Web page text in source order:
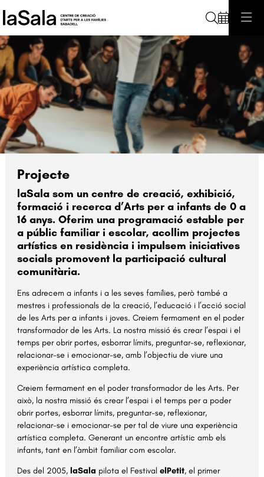
Projecte
laSala som un centre de creació, exhibició,
formació i recerca d’Arts per a infants de 0 a
16 anys. Oferim una programació estable per
a públic familiar i escolar, acollim projectes
artístics en residència i impulsem iniciatives
socials promovent la participació cultural
comunitària.
Ens adrecem a infants i a les seves famílies, però també a
mestres i professionals de la creació, l’educació i l’acció social
de les Arts per a infants i joves. Creiem fermament en el poder
transformador de les Arts. La nostra missió és crear l’espai i el
temps per obrir portes, esborrar límits, preguntar-se, reflexionar,
relacionar-se i emocionar-se, amb l’objectiu de viure una
experiència artística completa.
Creiem fermament en el poder transformador de les Arts. Per
això, la nostra missió és crear l’espai i el temps per a poder
obrir portes, esborrar límits, preguntar-se, reflexionar,
relacionar-se i emocionar-se per tal de viure una experiència
artística completa. Generant un encontre artístic amb els
infants, tant en l’àmbit familiar com escolar.
Des del 2005, laSala pilota el Festival elPetit, el primer